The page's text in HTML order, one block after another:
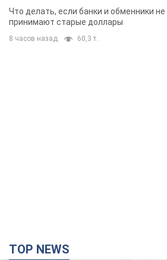
банки такие купюры
Что делать, если банки и обменники не
принимают старые доллары
8 часов назад 60,3 т.
TOP NEWS